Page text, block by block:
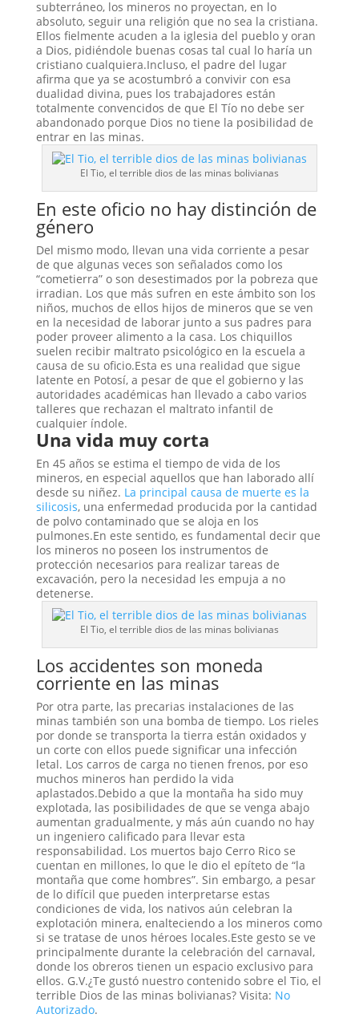
subterráneo, los mineros no proyectan, en lo
absoluto, seguir una religión que no sea la cristiana.
Ellos fielmente acuden a la iglesia del pueblo y oran
a Dios, pidiéndole buenas cosas tal cual lo haría un
cristiano cualquiera.Incluso, el padre del lugar
afirma que ya se acostumbró a convivir con esa
dualidad divina, pues los trabajadores están
totalmente convencidos de que El Tío no debe ser
abandonado porque Dios no tiene la posibilidad de
entrar en las minas.
El Tio, el terrible dios de las minas bolivianas
En este oficio no hay distinción de
género
Del mismo modo, llevan una vida corriente a pesar
de que algunas veces son señalados como los
“cometierra” o son desestimados por la pobreza que
irradian. Los que más sufren en este ámbito son los
niños, muchos de ellos hijos de mineros que se ven
en la necesidad de laborar junto a sus padres para
poder proveer alimento a la casa. Los chiquillos
suelen recibir maltrato psicológico en la escuela a
causa de su oficio.Esta es una realidad que sigue
latente en Potosí, a pesar de que el gobierno y las
autoridades académicas han llevado a cabo varios
talleres que rechazan el maltrato infantil de
cualquier índole.
Una vida muy corta
En 45 años se estima el tiempo de vida de los
mineros, en especial aquellos que han laborado allí
desde su niñez. La principal causa de muerte es la
silicosis, una enfermedad producida por la cantidad
de polvo contaminado que se aloja en los
pulmones.En este sentido, es fundamental decir que
los mineros no poseen los instrumentos de
protección necesarios para realizar tareas de
excavación, pero la necesidad les empuja a no
detenerse.
El Tio, el terrible dios de las minas bolivianas
Los accidentes son moneda
corriente en las minas
Por otra parte, las precarias instalaciones de las
minas también son una bomba de tiempo. Los rieles
por donde se transporta la tierra están oxidados y
un corte con ellos puede significar una infección
letal. Los carros de carga no tienen frenos, por eso
muchos mineros han perdido la vida
aplastados.Debido a que la montaña ha sido muy
explotada, las posibilidades de que se venga abajo
aumentan gradualmente, y más aún cuando no hay
un ingeniero calificado para llevar esta
responsabilidad. Los muertos bajo Cerro Rico se
cuentan en millones, lo que le dio el epíteto de “la
montaña que come hombres”. Sin embargo, a pesar
de lo difícil que pueden interpretarse estas
condiciones de vida, los nativos aún celebran la
explotación minera, enalteciendo a los mineros como
si se tratase de unos héroes locales.Este gesto se ve
principalmente durante la celebración del carnaval,
donde los obreros tienen un espacio exclusivo para
ellos. G.V.¿Te gustó nuestro contenido sobre el Tio, el
terrible Dios de las minas bolivianas? Visita: No
Autorizado.